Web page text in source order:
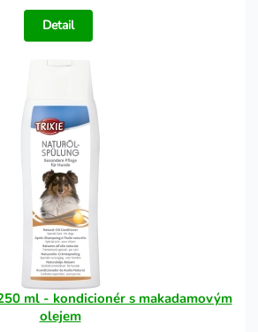
Detail
ml - kondicionér s makadamovým
olejem